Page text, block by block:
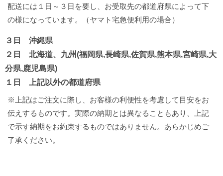
配送には１日～３日を要し、お受取先の都道府県によって下
の様になっています。（ヤマト宅急便利用の場合）
３日 沖縄県
２日 北海道、九州(福岡県,長崎県,佐賀県,熊本県,宮崎県,大
分県,鹿児島県)
１日 上記以外の都道府県
※上記はご注文に際し、お客様の利便性を考慮して目安をお
伝えするものです。実際の納期とは異なることもあり、上記
で示す納期をお約束するものではありません。あらかじめご
了承ください。